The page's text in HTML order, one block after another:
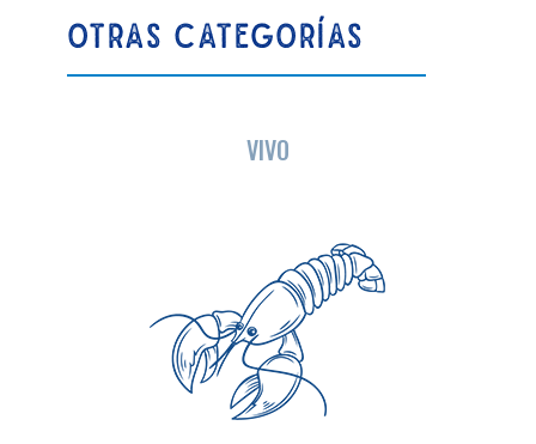
OTRAS CATEGORÍAS
VIVO